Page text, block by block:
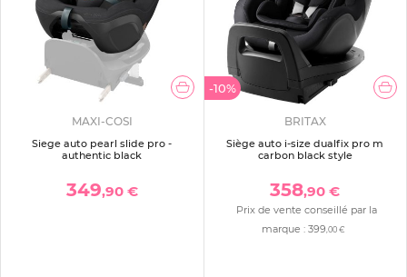
MAXI-COSI
Siege auto pearl slide pro -
authentic black
349,90 €
-10%
BRITAX
Siège auto i-size dualfix pro m
carbon black style
358,90 €
Prix de vente conseillé par la
marque : 399 ,00 €